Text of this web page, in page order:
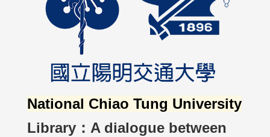
National Chiao Tung University
Library：A dialogue between